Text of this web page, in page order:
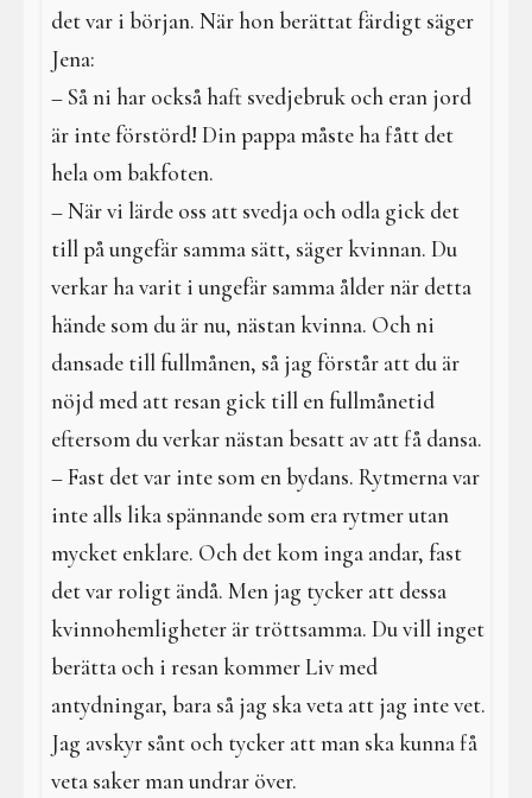
det var i början. När hon berättat färdigt säger
Jena:
– Så ni har också haft svedjebruk och eran jord
är inte förstörd! Din pappa måste ha fått det
hela om bakfoten.
– När vi lärde oss att svedja och odla gick det
till på ungefär samma sätt, säger kvinnan. Du
verkar ha varit i ungefär samma ålder när detta
hände som du är nu, nästan kvinna. Och ni
dansade till fullmånen, så jag förstår att du är
nöjd med att resan gick till en fullmånetid
eftersom du verkar nästan besatt av att få dansa.
– Fast det var inte som en bydans. Rytmerna var
inte alls lika spännande som era rytmer utan
mycket enklare. Och det kom inga andar, fast
det var roligt ändå. Men jag tycker att dessa
kvinnohemligheter är tröttsamma. Du vill inget
berätta och i resan kommer Liv med
antydningar, bara så jag ska veta att jag inte vet.
Jag avskyr sånt och tycker att man ska kunna få
veta saker man undrar över.